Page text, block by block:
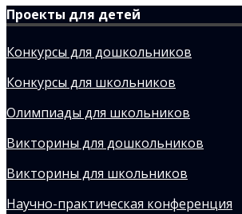
Проекты для детей
Конкурсы для дошкольников
Конкурсы для школьников
Олимпиады для школьников
Викторины для дошкольников
Викторины для школьников
Научно-практическая конференция